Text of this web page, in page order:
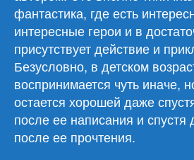
фантастика, где есть
интересные герои и в
присутствует действие и
Безусловно, в детском
воспринимается чуть иначе,
остается хорошей даже
после ее написания и спустя
после ее прочтения.